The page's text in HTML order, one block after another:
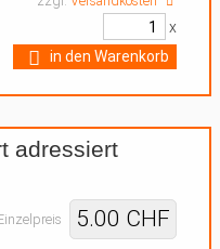
x
in den Warenkorb
adressiert
5.00 CHF